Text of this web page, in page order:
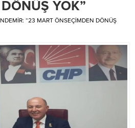
YOK”
“23 MART ÖNSEÇİMDEN DÖNÜŞ